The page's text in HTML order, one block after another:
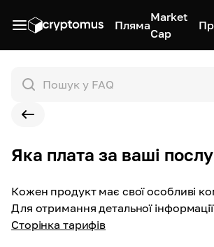
Пляма
Market
Cap
Яка плата за ваші
Кожен продукт має свої особливі
Для отримання детальної інформації
Сторінка тарифів